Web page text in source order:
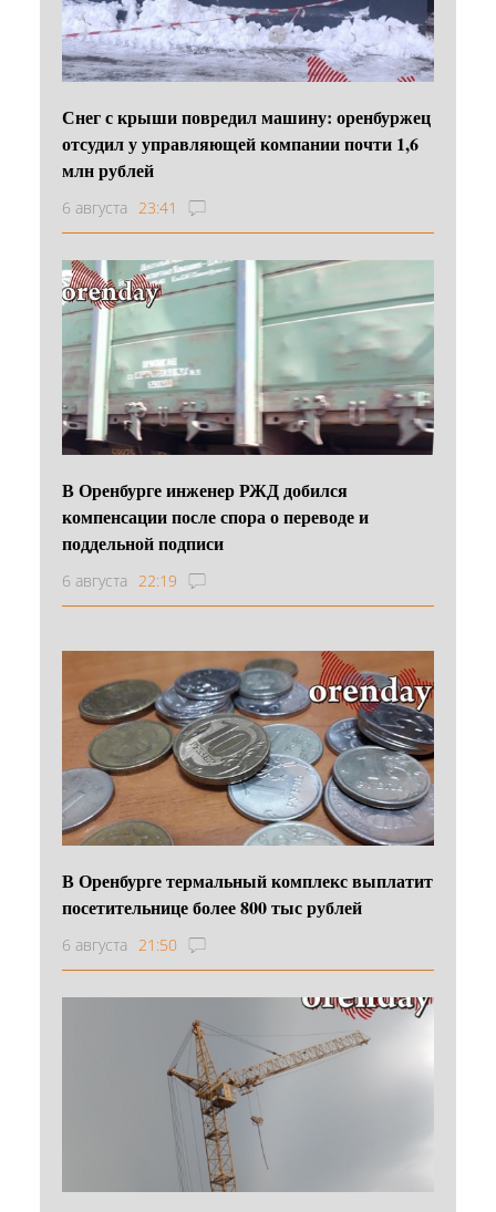
Снег с крыши повредил машину: оренбуржец
отсудил у управляющей компании почти 1,6
млн рублей
6 августа 23:41
В Оренбурге инженер РЖД добился
компенсации после спора о переводе и
поддельной подписи
6 августа 22:19
В Оренбурге термальный комплекс выплатит
посетительнице более 800 тыс рублей
6 августа 21:50